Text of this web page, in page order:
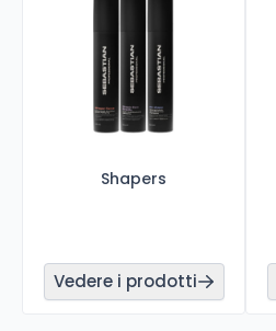
Shapers
Vedere i prodotti